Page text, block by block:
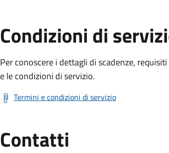
Condizioni di
Per conoscere i dettagli di scadenze,
e le condizioni di servizio.
Termini e condizioni di servizio
Contatti